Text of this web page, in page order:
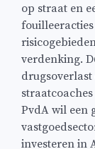
op straat en
verdenking.
PvdA wil een
investeren in